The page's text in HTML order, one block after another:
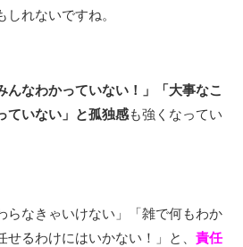
れないですね。
んなわかっていない！」「大事なこ
ていない」と孤独感も強くなってい
らなきゃいけない」「雑で何もわか
るわけにはいかない！」と、 責任